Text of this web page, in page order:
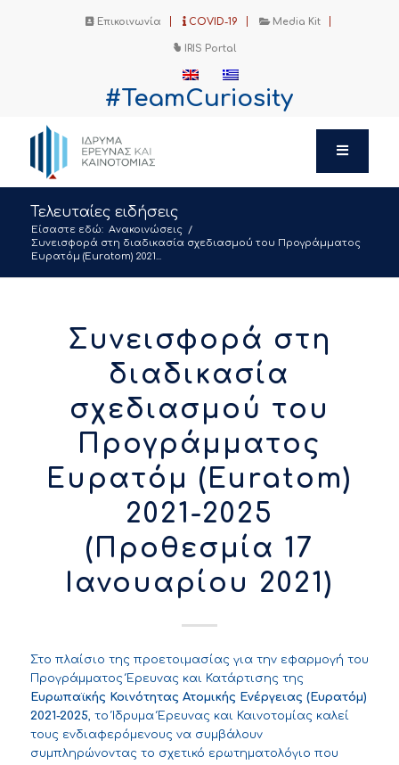
Επικοινωνία COVID-19 Media Kit
IRIS Portal
#TeamCuriosity
Τελευταίες ειδήσεις
Είσαστε εδώ: Ανακοινώσεις /
Συνεισφορά στη διαδικασία σχεδιασμού του Προγράμματος
Ευρατόμ (Euratom) 2021...
Συνεισφορά στη
διαδικασία
σχεδιασμού του
Προγράμματος
Ευρατόμ (Euratom)
2021-2025
(Προθεσμία 17
Ιανουαρίου 2021)
Στο πλαίσιο της προετοιμασίας για την εφαρμογή του
Προγράμματος Έρευνας και Κατάρτισης της
Ευρωπαϊκής Κοινότητας Ατομικής Ενέργειας (Ευρατόμ)
2021-2025, το Ίδρυμα Έρευνας και Καινοτομίας καλεί
τους ενδιαφερόμενους να συμβάλουν
συμπληρώνοντας το σχετικό ερωτηματολόγιο που